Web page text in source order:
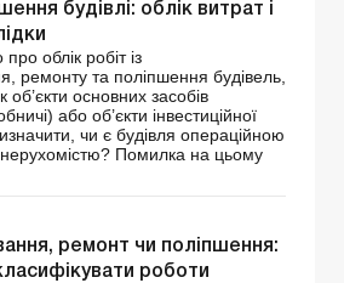
будівлі: облік витрат і
облік робіт із
ремонту та поліпшення будівель,
об’єкти основних засобів
або об’єкти інвестиційної
чи є будівля операційною
нерухомістю? Помилка на цьому
ремонт чи поліпшення:
роботи